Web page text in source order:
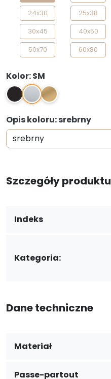
24x30
25x38
30x45
40x50
50x70
60x80
Kolor: SM
2
SM Z
Opis koloru: srebrny
Szczegóły produktu
Indeks
Kategoria:
Dane techniczne
Materiał
Passe-partout